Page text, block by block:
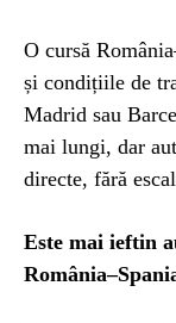
O cursă
și condițiile de
Madrid sau
mai lungi, dar
directe, fără
Este mai ieftin